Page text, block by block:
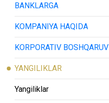
BANKLARGA
KOMPANIYA HAQIDA
KORPORATIV BOSHQARUV
YANGILIKLAR
Yangiliklar